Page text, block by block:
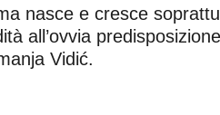
nasce e cresce
all’ovvia
Vidić.